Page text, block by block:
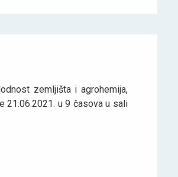
zemljišta i agrohemija,
21.06.2021. u 9 časova u sali